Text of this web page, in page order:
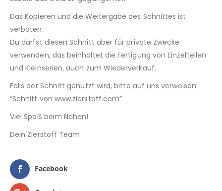
Das Kopieren und die Weitergabe des Schnittes ist
verboten.
Du darfst diesen Schnitt aber für private Zwecke
verwenden, das beinhaltet die Fertigung von Einzelteilen
und Kleinserien, auch zum Wiederverkauf.
Falls der Schnitt genutzt wird, bitte auf uns verweisen:
“Schnitt von www.zierstoff.com”
Viel Spaß beim Nähen!
Dein Zierstoff Team
Facebook